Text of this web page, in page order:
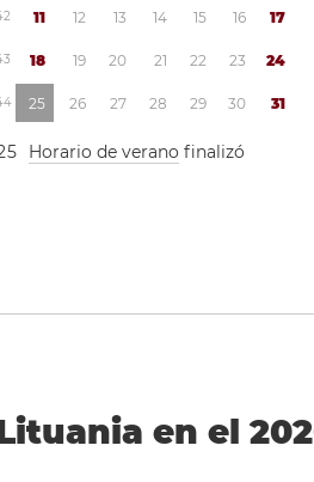
2 11 12 13 14 15 16 17
3 18 19 20 21 22 23 24
4 25 26 27 28 29 30 31
5 Horario de verano finalizó
en el